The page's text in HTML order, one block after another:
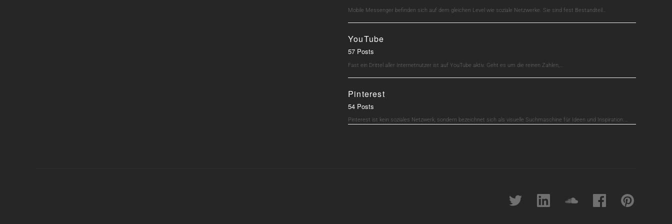
Mobile Messenger befinden sich auf dem gleichen Level wie soziale Netzwerke. Sie sind fest Bestandteil…
YouTube
57 Posts
Fast ein Drittel aller Internetnutzer ist auf YouTube aktiv. Geht es um die reinen Zahlen,…
Pinterest
54 Posts
Pinterest ist kein soziales Netzwerk, sondern bezeichnet sich als visuelle Suchmaschine für Ideen und Inspiration.…
Twitter linkedin soundcloudFacebookpinterest